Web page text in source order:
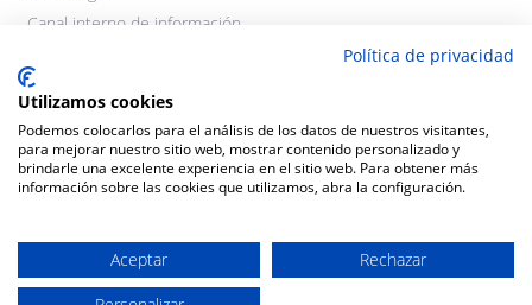
Canal interno de información
Política de privacidad
Utilizamos cookies
Podemos colocarlos para el análisis de los datos de nuestros visitantes,
para mejorar nuestro sitio web, mostrar contenido personalizado y
brindarle una excelente experiencia en el sitio web. Para obtener más
información sobre las cookies que utilizamos, abra la configuración.
Aceptar
Rechazar